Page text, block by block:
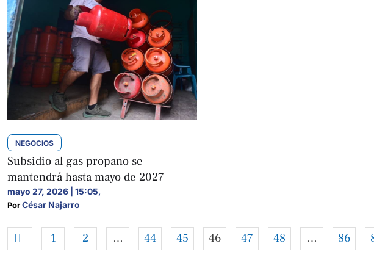
NEGOCIOS
Subsidio al gas propano se
mantendrá hasta mayo de 2027
mayo 27, 2026 | 15:05,
Por César Najarro
1 2 … 44 45 46 47 48 … 86